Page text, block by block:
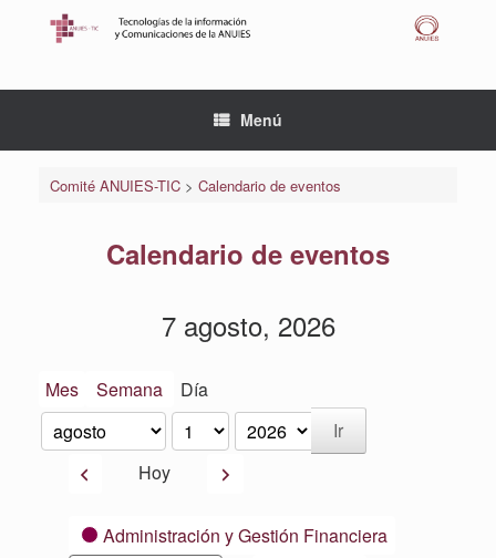
Menú
Comité ANUIES-TIC> Calendario de eventos
Calendario de eventos
7 agosto, 2026
Mes Semana Día
Mes
Día
Año
AnteriorHoy Siguiente
CategoríasAdministración y Gestión Financiera